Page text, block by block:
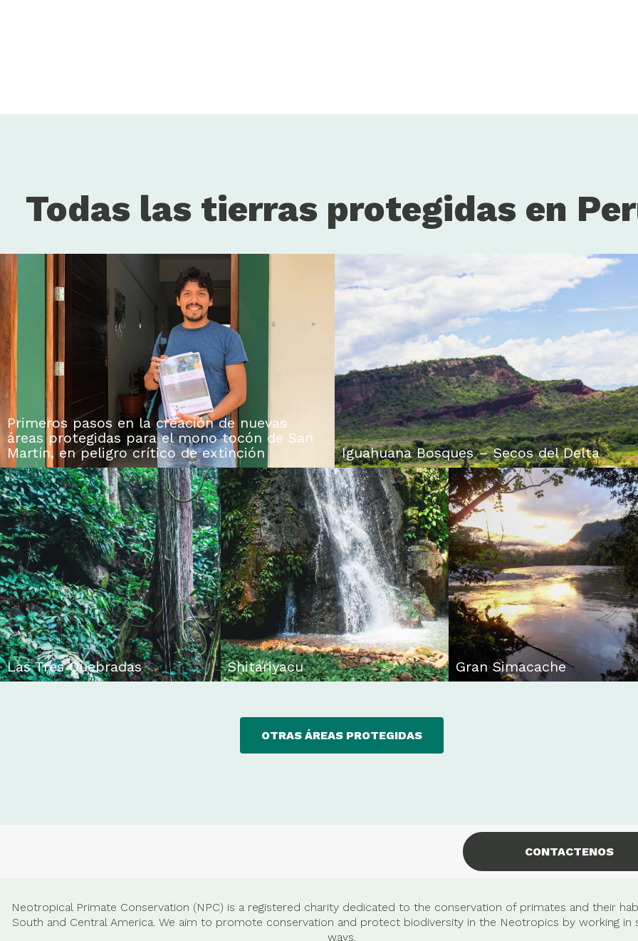
Todas las tierras protegidas en
Primeros pasos en la creación de nuevas
áreas protegidas para el mono tocón de San
Martín, en peligro crítico de extinción
Iguahuana Bosques – Secos del Delta
Las Tres Quebradas Shitariyacu Gran Simacache
OTRAS ÁREAS PROTEGIDAS
CONTACTENOS
Neotropical Primate Conservation (NPC) is a registered charity dedicated to the conservation of primates and their
South and Central America. We aim to promote conservation and protect biodiversity in the Neotropics by working in
ways.